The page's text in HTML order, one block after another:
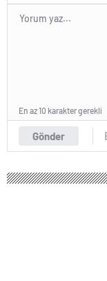
Gönder
En az 10 karakter gerekli